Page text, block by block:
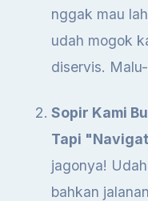
nggak mau
udah mogok
diservis.
Sopir Kami
Tapi
jagonya!
bahkan